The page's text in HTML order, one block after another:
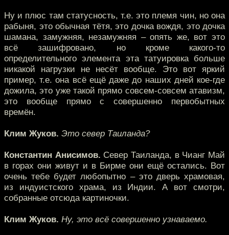
Ну и плюс там статусность, т.е. это племя чин, но она
рабыня, это обычная тётя, это дочка вождя, это дочка
шамана, замужняя, незамужняя – опять же, вот это
всё зашифровано, но кроме какого-то
определительного элемента эта татуировка больше
никакой нагрузки не несёт вообще. Это вот яркий
пример, т.е. она всё ещё даже до наших дней кое-где
дожила, это уже такой прямо совсем-совсем атавизм,
это вообще прямо с совершенно первобытных
времён.
Клим Жуков. Это север Таиланда?
Константин Анисимов. Север Таиланда, в Чианг Май
в горах они живут и в Бирме они ещё остались. Вот
очень тебе будет любопытно – это дверь храмовая,
из индуистского храма, из Индии. А вот смотри,
собранные отсюда картиночки.
Клим Жуков. Ну, это всё совершенно узнаваемо.